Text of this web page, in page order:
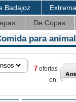
Badajoz
De Copas
para
7 ofertas
en: